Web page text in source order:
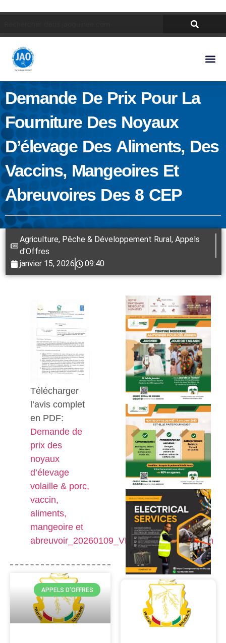
Demande De Prix Pour La
Fourniture Des Noyaux
D’élevage Des Aliments, Des
Vaccins, Mangeoires Et
Abreuvoires Des 8 CEP
Agriculture, Pêche & Développement Rural, Appels
d'Offres
janvier 15, 2026
09:40
Télécharger
l’avis complet
en PDF:
Demande de
prix des
noyaux
d’élevage
volaille & porc,
vaccin,
aliments,
mangeoire et
abreuvoir_20260109_VFsignée_republication
APPELS D'OFFRES